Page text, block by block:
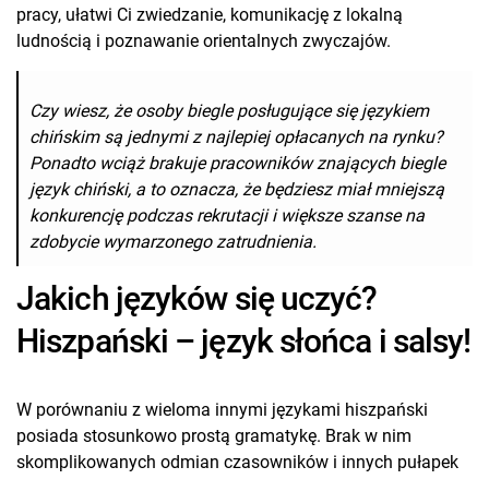
pracy, ułatwi Ci zwiedzanie, komunikację z lokalną
ludnością i poznawanie orientalnych zwyczajów.
Czy wiesz, że osoby biegle posługujące się językiem
chińskim są jednymi z najlepiej opłacanych na rynku?
Ponadto wciąż brakuje pracowników znających biegle
język chiński, a to oznacza, że będziesz miał mniejszą
konkurencję podczas rekrutacji i większe szanse na
zdobycie wymarzonego zatrudnienia.
Jakich języków się uczyć?
Hiszpański – język słońca i salsy!
W porównaniu z wieloma innymi językami hiszpański
posiada stosunkowo prostą gramatykę. Brak w nim
skomplikowanych odmian czasowników i innych pułapek